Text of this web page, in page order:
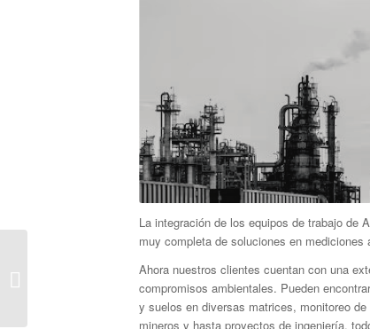
La integración de los equipos de trabajo de
muy completa de soluciones en mediciones
Ahora nuestros clientes cuentan con una
compromisos ambientales. Pueden
y suelos en diversas matrices, monitoreo
mineros y hasta proyectos de ingeniería,